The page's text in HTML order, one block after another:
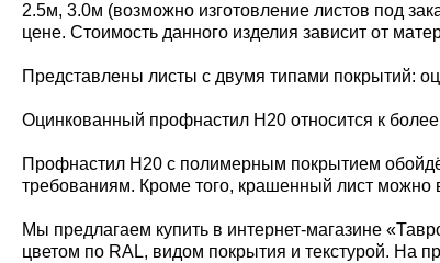
2.5м, 3.0м (возможно изготовление листов под
цене. Стоимость данного изделия зависит от
Представлены листы с двумя типами покрытий:
Оцинкованный профнастил Н20 относится к
Профнастил Н20 с полимерным покрытием
требованиям. Кроме того, крашенный лист можно
Мы предлагаем купить в интернет-магазине
цветом по RAL, видом покрытия и текстурой. На